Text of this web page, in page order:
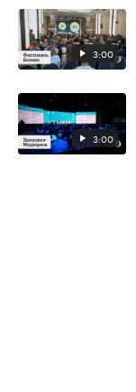
3:00
3:00